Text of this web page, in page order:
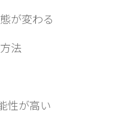
が変わる
法
性が高い